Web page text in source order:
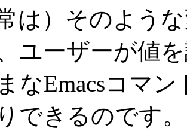
は）そのよう
ユーザーが値
なEmacsコマ
できるのです